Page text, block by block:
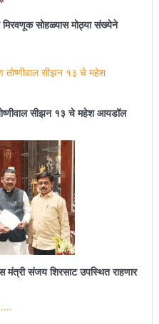
मिरवणूक सोहळ्यास मोठ्या संख्येने
सीझन १३ चे महेश आयडॉल
मंत्री संजय शिरसाट उपस्थित राहणार